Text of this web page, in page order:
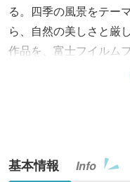
る。四季の風景をテー
ら、自然の美しさと厳
作品を、富士フイルム
機会に、会場に出かけ
基本情報 Info